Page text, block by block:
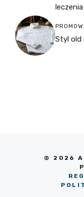
Styl old
© 2026